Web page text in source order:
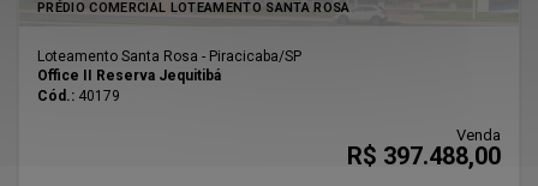
PRÉDIO COMERCIAL LOTEAMENTO SANTA ROSA
Loteamento Santa Rosa - Piracicaba/SP
Office II Reserva Jequitibá
Cód.: 40179
Venda
R$ 397.488,00